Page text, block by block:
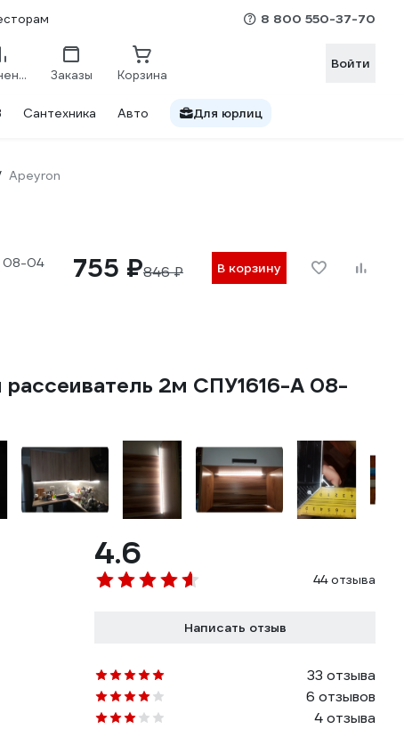
8 800 550-37-70
Сравнение Заказы Корзина
Войти
Сантехника Авто Для юрлиц
Apeyron
08-04
755 ₽846 ₽ В корзину
2м СПУ1616-А 08-
4.6
44 отзыва
Написать отзыв
33 отзыва
6 отзывов
4 отзыва